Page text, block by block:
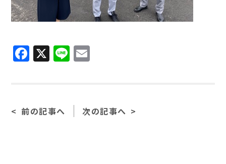
Facebook
X Line
前の記事へ 次の記事へ